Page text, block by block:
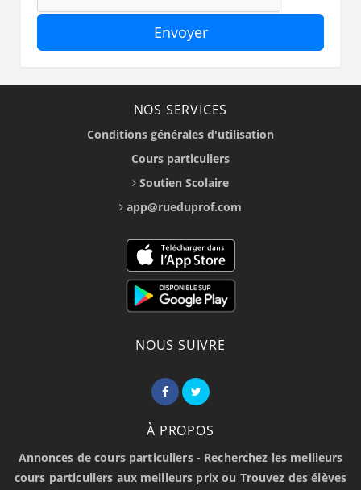
Envoyer
NOS SERVICES
Conditions générales d'utilisation
Cours particuliers
Soutien Scolaire
app@rueduprof.com
NOUS SUIVRE
À PROPOS
Annonces de cours particuliers - Recherchez les meilleurs
cours particuliers aux meilleurs prix ou Trouvez des élèves